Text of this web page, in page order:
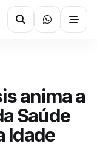
anima a
Saúde
Idade